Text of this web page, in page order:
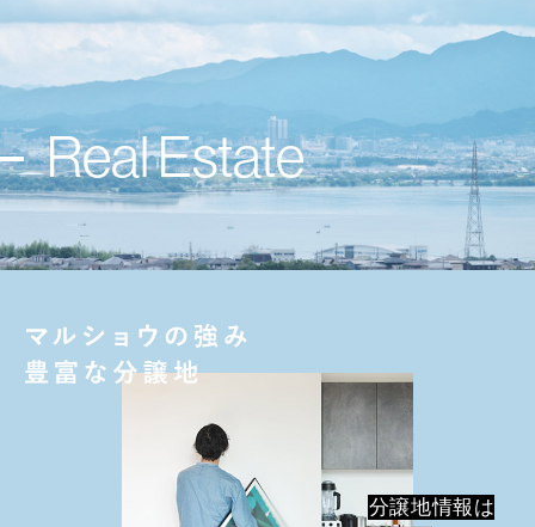
Real Estate
分譲情報
分譲地情報は